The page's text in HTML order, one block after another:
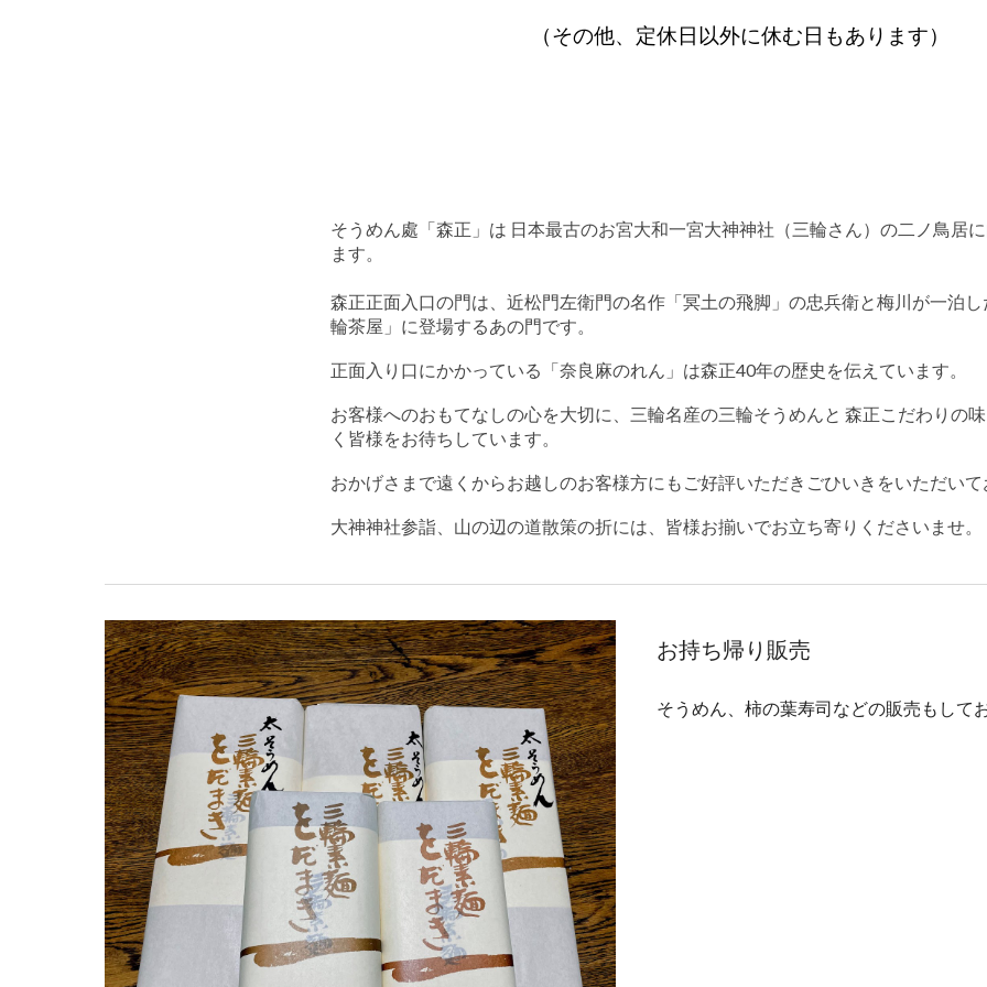
（その他、定休日以外に休む日もあります）
そうめん處「森正」は 日本最古のお宮大和一宮大神神社（三輪さん）の二ノ鳥居
ます。
森正正面入口の門は、近松門左衛門の名作「冥土の飛脚」の忠兵衛と梅川が一泊
輪茶屋」に登場するあの門です。
正面入り口にかかっている「奈良麻のれん」は森正40年の歴史を伝えています。
お客様へのおもてなしの心を大切に、三輪名産の三輪そうめんと 森正こだわりの
く皆様をお待ちしています。
おかげさまで遠くからお越しのお客様方にもご好評いただきごひいきをいただいて
大神神社参詣、山の辺の道散策の折には、皆様お揃いでお立ち寄りくださいませ。
お持ち帰り販売
そうめん、柿の葉寿司などの販売もして